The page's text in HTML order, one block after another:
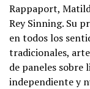
Rappaport,
Rey Sinning. Su
en todos los
tradicionales,
de paneles sobre
independiente y